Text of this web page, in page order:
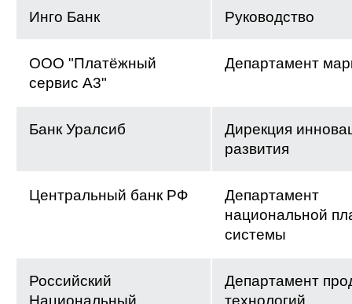
Инго Банк Руководство
ООО "Платёжный
сервис А3"
Департамент
Банк Уралсиб
Дирекция
развития
Центральный банк РФ
Департамент
национальной
системы
Российский
Национальный
Департамент
технологий